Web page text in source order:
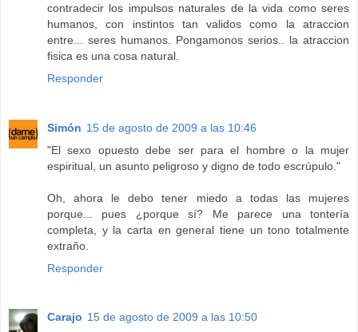
contradecir los impulsos naturales de la vida como seres
humanos, con instintos tan validos como la atraccion
entre... seres humanos. Pongamonos serios.. la atraccion
fisica es una cosa natural.
Responder
Simón 15 de agosto de 2009 a las 10:46
"El sexo opuesto debe ser para el hombre o la mujer
espiritual, un asunto peligroso y digno de todo escrúpulo."
Oh, ahora le debo tener miedo a todas las mujeres
porque... pues ¿porque sí? Me parece una tontería
completa, y la carta en general tiene un tono totalmente
extraño.
Responder
Carajo 15 de agosto de 2009 a las 10:50